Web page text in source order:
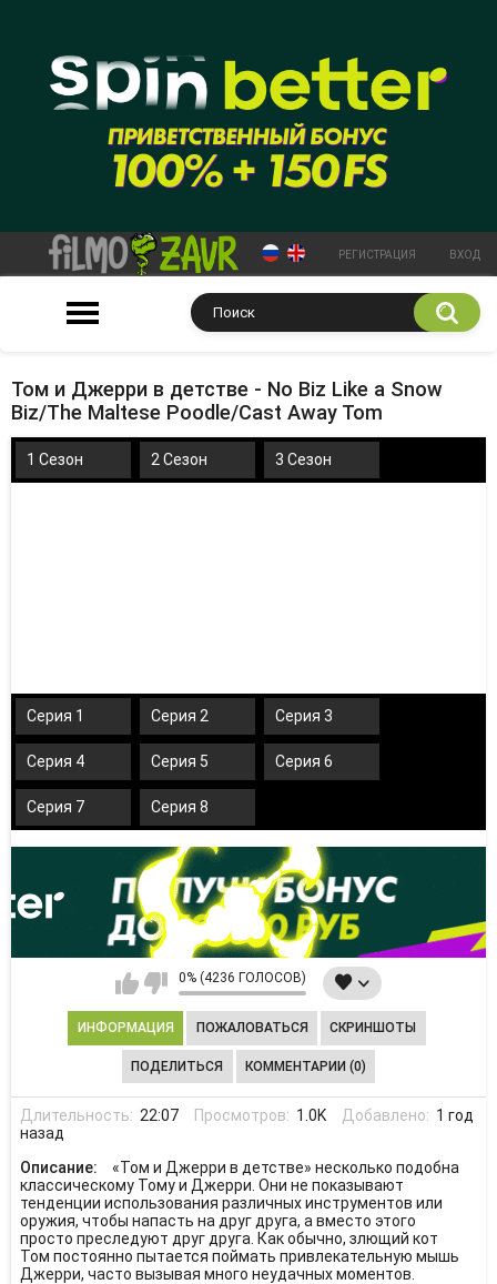
РЕГИСТРАЦИЯ ВХОД
Том и Джерри в детстве - No Biz Like a Snow
Biz/The Maltese Poodle/Cast Away Tom
1 Сезон 2 Сезон 3 Сезон
Серия 1 Серия 2 Серия 3
Серия 4 Серия 5 Серия 6
Серия 7 Серия 8
0% (4236 ГОЛОСОВ)
ИНФОРМАЦИЯ ПОЖАЛОВАТЬСЯ СКРИНШОТЫ
ПОДЕЛИТЬСЯ КОММЕНТАРИИ (0)
Длительность: 22:07 Просмотров: 1.0K Добавлено: 1 год
назад
Описание:
«Том и Джерри в детстве» несколько подобна
классическому Тому и Джерри. Они не показывают
тенденции использования различных инструментов или
оружия, чтобы напасть на друг друга, а вместо этого
просто преследуют друг друга. Как обычно, злющий кот
Том постоянно пытается поймать привлекательную мышь
Джерри, часто вызывая много неудачных моментов.